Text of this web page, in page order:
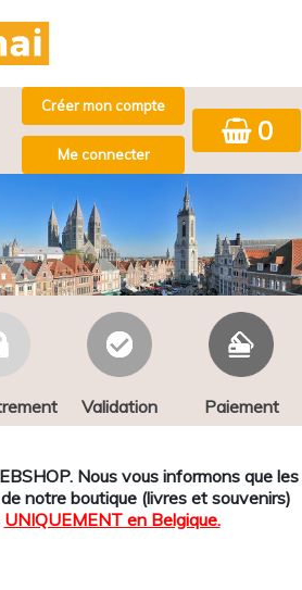
0
Validation Paiement
Nous vous informons que les
notre boutique (livres et souvenirs)
UNIQUEMENT en Belgique.